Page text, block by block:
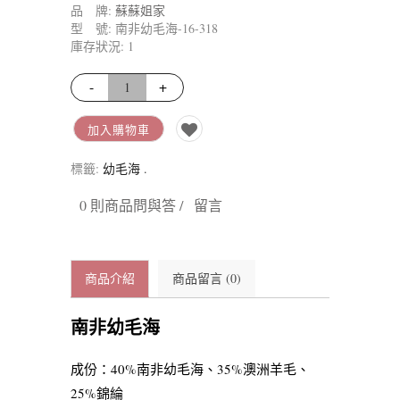
品 牌: 蘇蘇姐家
型 號: 南非幼毛海-16-318
庫存狀況: 1
- +
加入購物車
標籤: 幼毛海 .
0 則商品問與答 / 留言
商品介紹 商品留言 (0)
南非幼毛海
成份：40%南非幼毛海、35%澳洲羊毛、
25%錦綸